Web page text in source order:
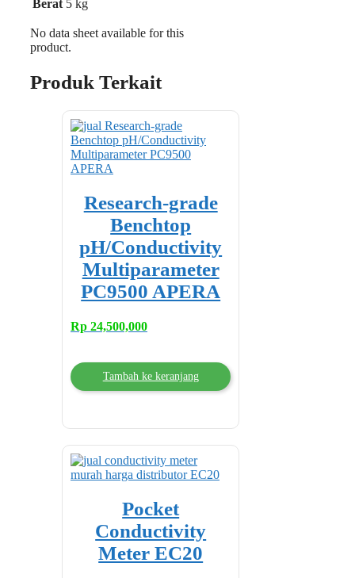
Berat 5 kg
No data sheet available for this
product.
Produk Terkait
Research-grade
Benchtop
pH/Conductivity
Multiparameter
PC9500 APERA
Rp 24,500,000
Tambah ke keranjang
Pocket
Conductivity
Meter EC20